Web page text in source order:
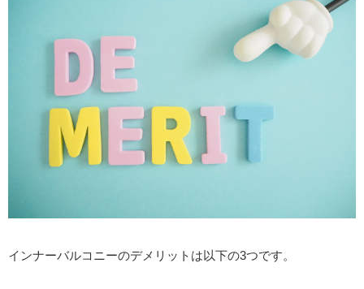
インナーバルコニーのデメリットは以下の3つです。